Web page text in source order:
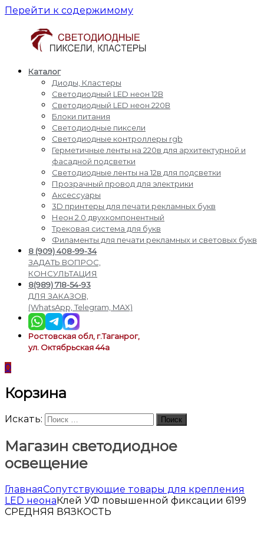
Перейти к содержимому
Светодиодные
пиксели
кластеры
Производство
доставка
светодиодные
пиксели,
кластеры,
светодиодный
питания,
светодиодные
контроллеры
прожекторы
подсветки
Каталог
Диоды, Кластеры
Светодиодный LED неон 12В
Светодиодный LED неон 220В
Блоки питания
Светодиодные пиксели
Светодиодные контроллеры rgb
Герметичные ленты на 220в для архитектурной и
фасадной подсветки
Светодиодные ленты на 12в для подсветки
Прозрачный провод для электрики
Аксессуары
3D принтеры для печати рекламных букв
Неон 2.0 двухкомпонентный
Трековая система для букв
Филаменты для печати рекламных и световых букв
8 (909) 408-99-34
ЗАДАТЬ ВОПРОС,
КОНСУЛЬТАЦИЯ
8(989) 718-54-93
ДЛЯ ЗАКАЗОВ,
(WhatsApp, Telegram, MAX)
Ростовская обл, г.Таганрог,
ул. Октябрьская 44а
0
Корзина
Искать: Поиск
Магазин светодиодное
освещение
ГлавнаяСопутствующие товары для крепления
LED неонаКлей УФ повышенной фиксации 6199
СРЕДНЯЯ ВЯЗКОСТЬ